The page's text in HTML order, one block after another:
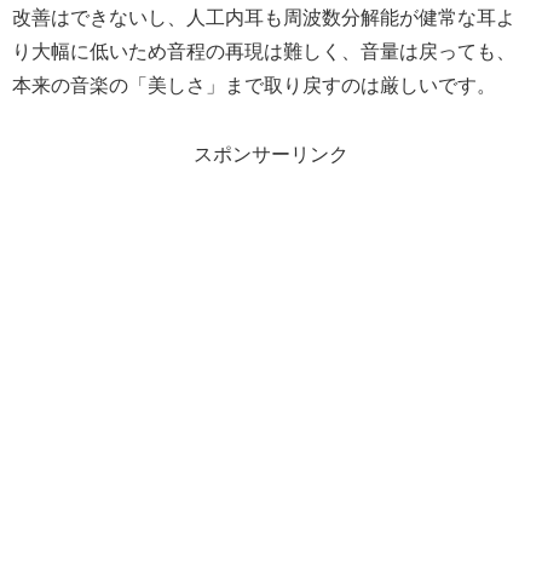
改善はできないし、人工内耳も周波数分解能が健常な耳よ
り大幅に低いため音程の再現は難しく、音量は戻っても、
本来の音楽の「美しさ」まで取り戻すのは厳しいです。
スポンサーリンク